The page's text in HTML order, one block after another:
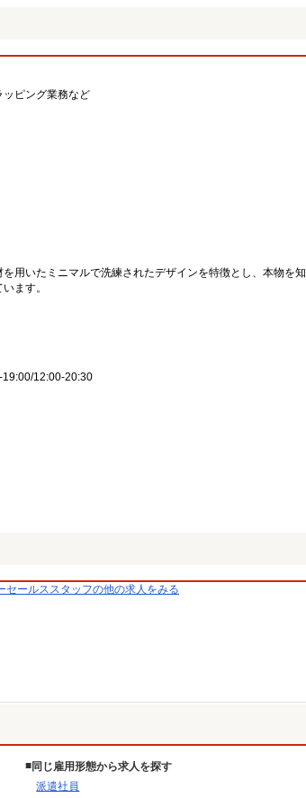
ッピング業務など
用いたミニマルで洗練されたデザインを特徴とし、本物を
ます。
19:00/12:00-20:30
セールススタッフの他の求人をみる
同じ雇用形態から求人を探す
派遣社員